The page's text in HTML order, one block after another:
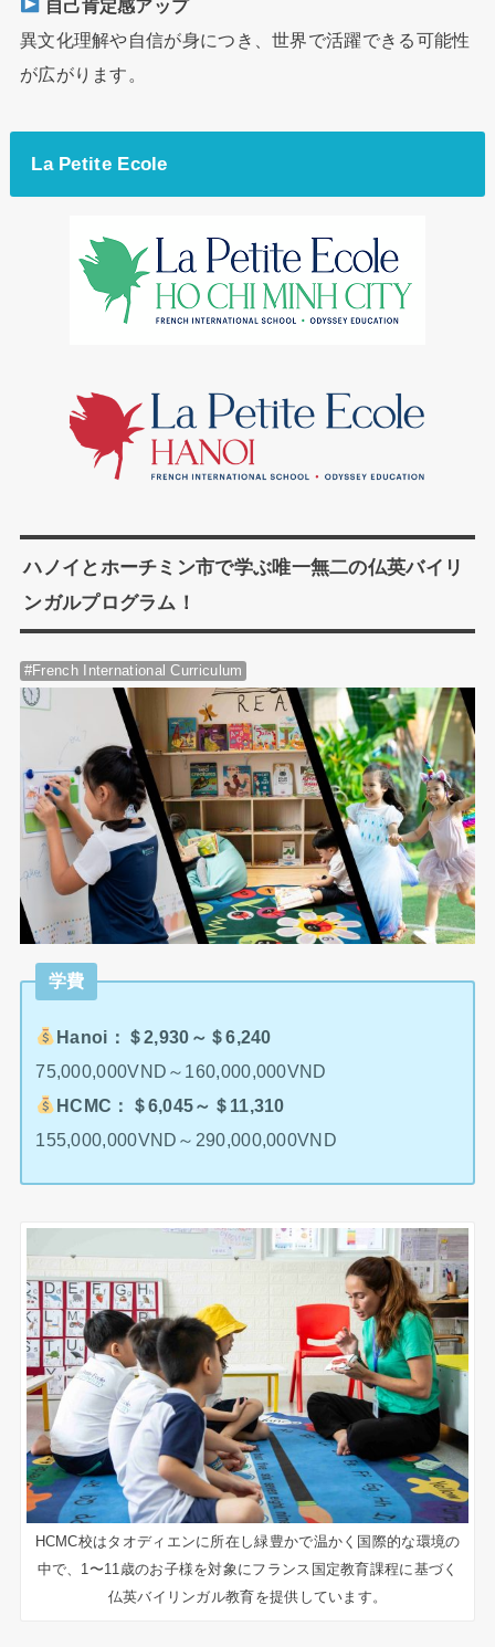
自己肯定感アップ
異文化理解や自信が身につき、世界で活躍できる可能性
が広がります。
La Petite Ecole
ハノイとホーチミン市で学ぶ唯一無二の仏英バイリ
ンガルプログラム！
#French International Curriculum
学費
Hanoi：＄2,930～＄6,240
75,000,000VND～160,000,000VND
HCMC：＄6,045～＄11,310
155,000,000VND～290,000,000VND
HCMC校はタオディエンに所在し緑豊かで温かく国際的な環境の
中で、1〜11歳のお子様を対象にフランス国定教育課程に基づく
仏英バイリンガル教育を提供しています。